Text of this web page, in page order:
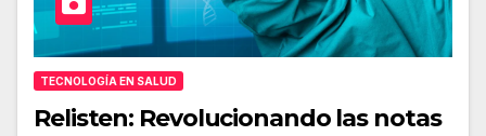
TECNOLOGÍA EN SALUD
Relisten: Revolucionando las notas